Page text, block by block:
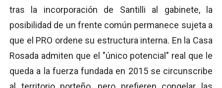
tras la incorporación de Santilli al gabinete, la
posibilidad de un frente común permanece sujeta a
que el PRO ordene su estructura interna. En la Casa
Rosada admiten que el "único potencial" real que le
queda a la fuerza fundada en 2015 se circunscribe